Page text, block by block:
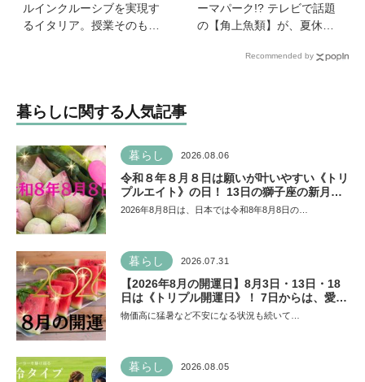
ルインクルーシブを実現す
るイタリア。授業そのもの
ーマパーク!? テレビで話題
の【角上魚類】が、夏休み
すすめのワケRecommended by
暮らしに関する人気記事
暮らし 2026.08.06
令和８年８月８日は願いが叶いやすい《トリ
プルエイト》の日！ 13日の獅子座の新月＆
皆既日食の影響にも注目
2026年8月8日は、日本では令和8年8月8日の…
暮らし 2026.07.31
【2026年8月の開運日】8月3日・13日・18
日は《トリプル開運日》！ 7日からは、愛と
美とお金の星「金星」が、天秤座と蠍座に長
物価高に猛暑など不安になる状況も続いて…
暮らし 2026.08.05